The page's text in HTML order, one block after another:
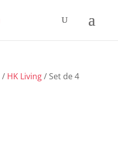
/ HK Living/ Set de 4